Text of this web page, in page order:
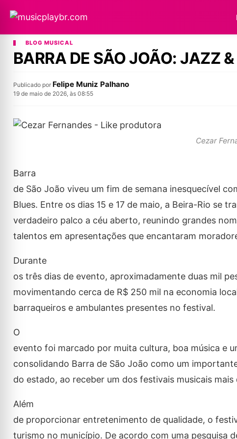
BLOG MUSICAL
BARRA DE SÃO JOÃO: JAZZ
Publicado por Felipe Muniz Palhano
19 de maio de 2026, às 08:55
Cezar
Barra
de São João viveu um fim de semana inesquecível
Blues. Entre os dias 15 e 17 de maio, a Beira-Rio se
verdadeiro palco a céu aberto, reunindo grandes
talentos em apresentações que encantaram
Durante
os três dias de evento, aproximadamente duas mil
movimentando cerca de R$ 250 mil na economia
barraqueiros e ambulantes presentes no festival.
O
evento foi marcado por muita cultura, boa música e
consolidando Barra de São João como um
do estado, ao receber um dos festivais musicais mais
Além
de proporcionar entretenimento de qualidade, o
turismo no município. De acordo com uma pesquisa